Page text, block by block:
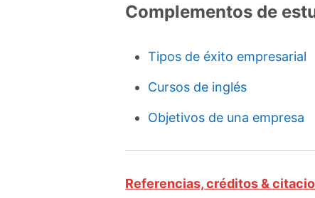
Complementos de
Tipos de éxito empresarial
Cursos de inglés
Objetivos de una empresa
Referencias, créditos &